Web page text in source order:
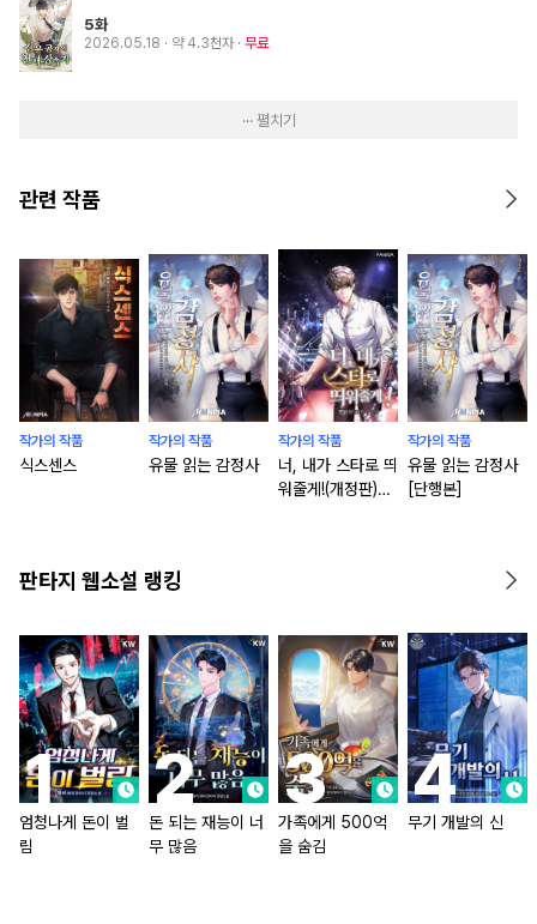
5화
2026.05.18 · 약 4.3천자 무료
··· 펼치기
관련 작품
작가의 작품
식스센스
작가의 작품
유물 읽는 감정사
작가의 작품
너, 내가 스타로 띄
워줄게!(개정판)
작가의 작품
유물 읽는 감정사
[단행본]
판타지 웹소설 랭킹
엄청나게 돈이 벌
림
돈 되는 재능이 너
무 많음
가족에게 500억
을 숨김
무기 개발의 신